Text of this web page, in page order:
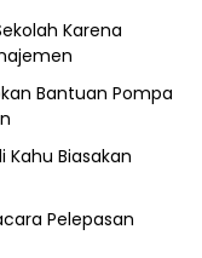
Karena
Bantuan Pompa
Kahu Biasakan
Pelepasan